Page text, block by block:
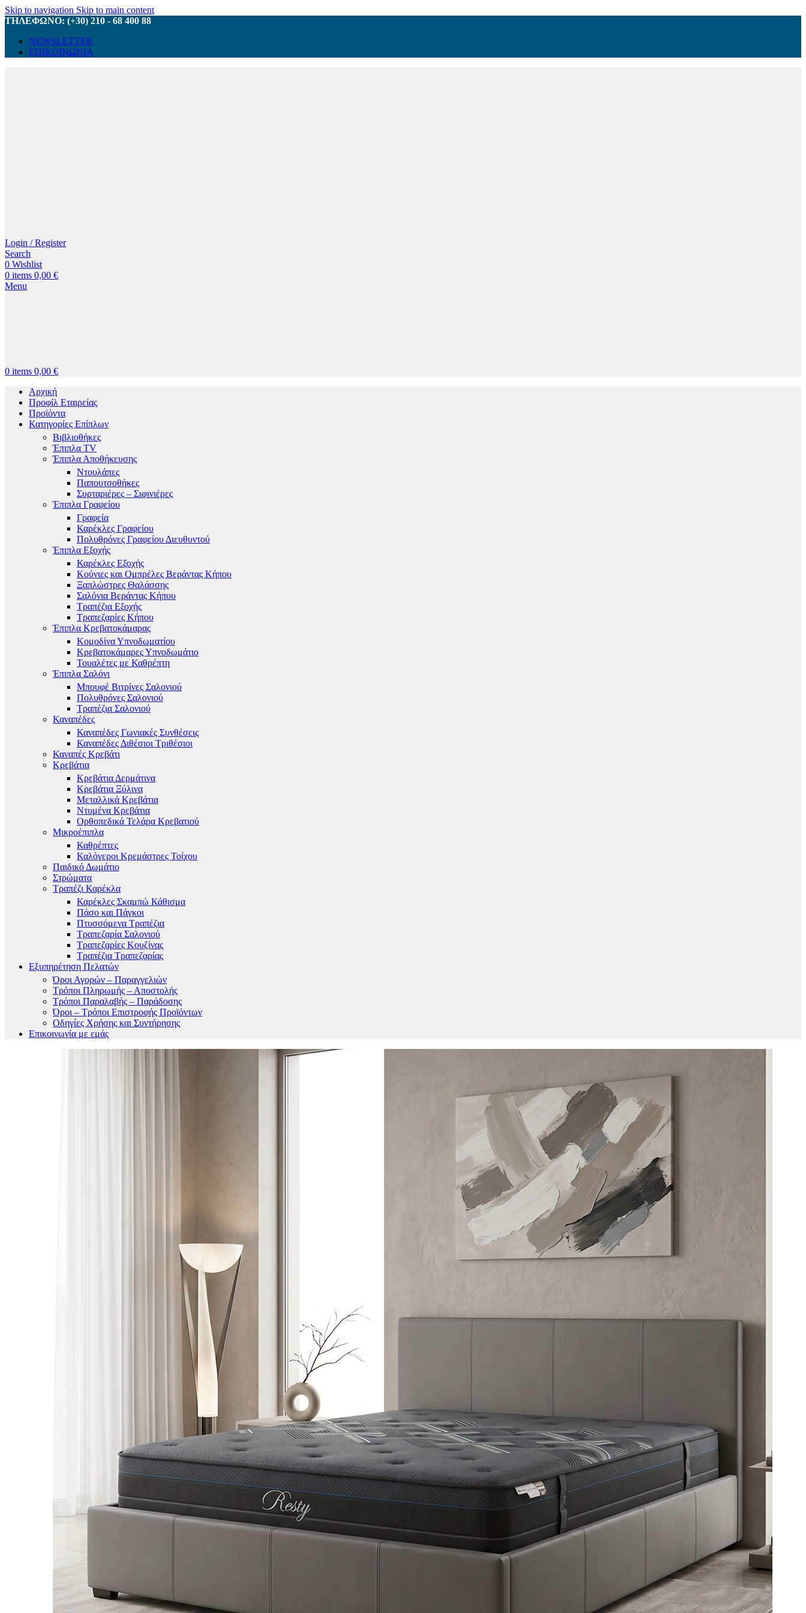
Skip to navigation Skip to main content
ΤΗΛΕΦΩΝΟ: (+30) 210 - 68 400 88
NEWSLETTER
ΕΠΙΚΟΙΝΩΝΙΑ
Login / Register
Search
0 Wishlist
0 items 0,00 €
Menu
0 items 0,00 €
Αρχική
Προφίλ Εταιρείας
Προϊόντα
Κατηγορίες Επίπλων
Βιβλιοθήκες
Έπιπλα TV
Έπιπλα Αποθήκευσης
Ντουλάπες
Παπουτσοθήκες
Συρταριέρες – Σιφινιέρες
Έπιπλα Γραφείου
Γραφεία
Καρέκλες Γραφείου
Πολυθρόνες Γραφείου Διευθυντού
Έπιπλα Εξοχής
Καρέκλες Εξοχής
Κούνιες και Ομπρέλες Βεράντας Κήπου
Ξαπλώστρες Θαλάσσης
Σαλόνια Βεράντας Κήπου
Τραπέζια Εξοχής
Τραπεζαρίες Κήπου
Έπιπλα Κρεβατοκάμαρας
Κομοδίνα Υπνοδωματίου
Κρεβατοκάμαρες Υπνοδωμάτιο
Τουαλέτες με Καθρέπτη
Έπιπλα Σαλόνι
Μπουφέ Βιτρίνες Σαλονιού
Πολυθρόνες Σαλονιού
Τραπέζια Σαλονιού
Καναπέδες
Καναπέδες Γωνιακές Συνθέσεις
Καναπέδες Διθέσιοι Τριθέσιοι
Καναπές Κρεβάτι
Κρεβάτια
Κρεβάτια Δερμάτινα
Κρεβάτια Ξύλινα
Μεταλλικά Κρεβάτια
Ντυμένα Κρεβάτια
Ορθοπεδικά Τελάρα Κρεβατιού
Μικροέπιπλα
Καθρέπτες
Καλόγεροι Κρεμάστρες Τοίχου
Παιδικό Δωμάτιο
Στρώματα
Τραπέζι Καρέκλα
Καρέκλες Σκαμπώ Κάθισμα
Πάσο και Πάγκοι
Πτυσσόμενα Τραπέζια
Τραπεζαρία Σαλονιού
Τραπεζαρίες Κουζίνας
Τραπέζια Τραπεζαρίας
Εξυπηρέτηση Πελατών
Όροι Αγορών – Παραγγελιών
Τρόποι Πληρωμής – Αποστολής
Τρόποι Παραλαβής – Παράδοσης
Όροι – Τρόποι Επιστροφής Προϊόντων
Οδηγίες Χρήσης και Συντήρησης
Επικοινωνία με εμάς